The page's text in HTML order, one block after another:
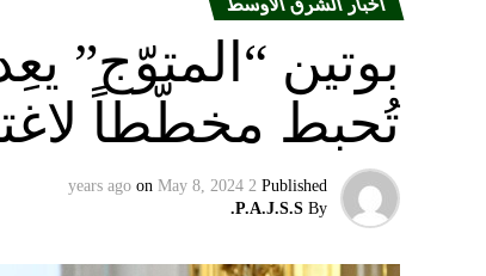
أخبار الشرق الأوسط
بوتين “المتوّج”
تُحبط مخطّطاً
Published
2 years ago
on May 8, 2024
By
P.A.J.S.S.